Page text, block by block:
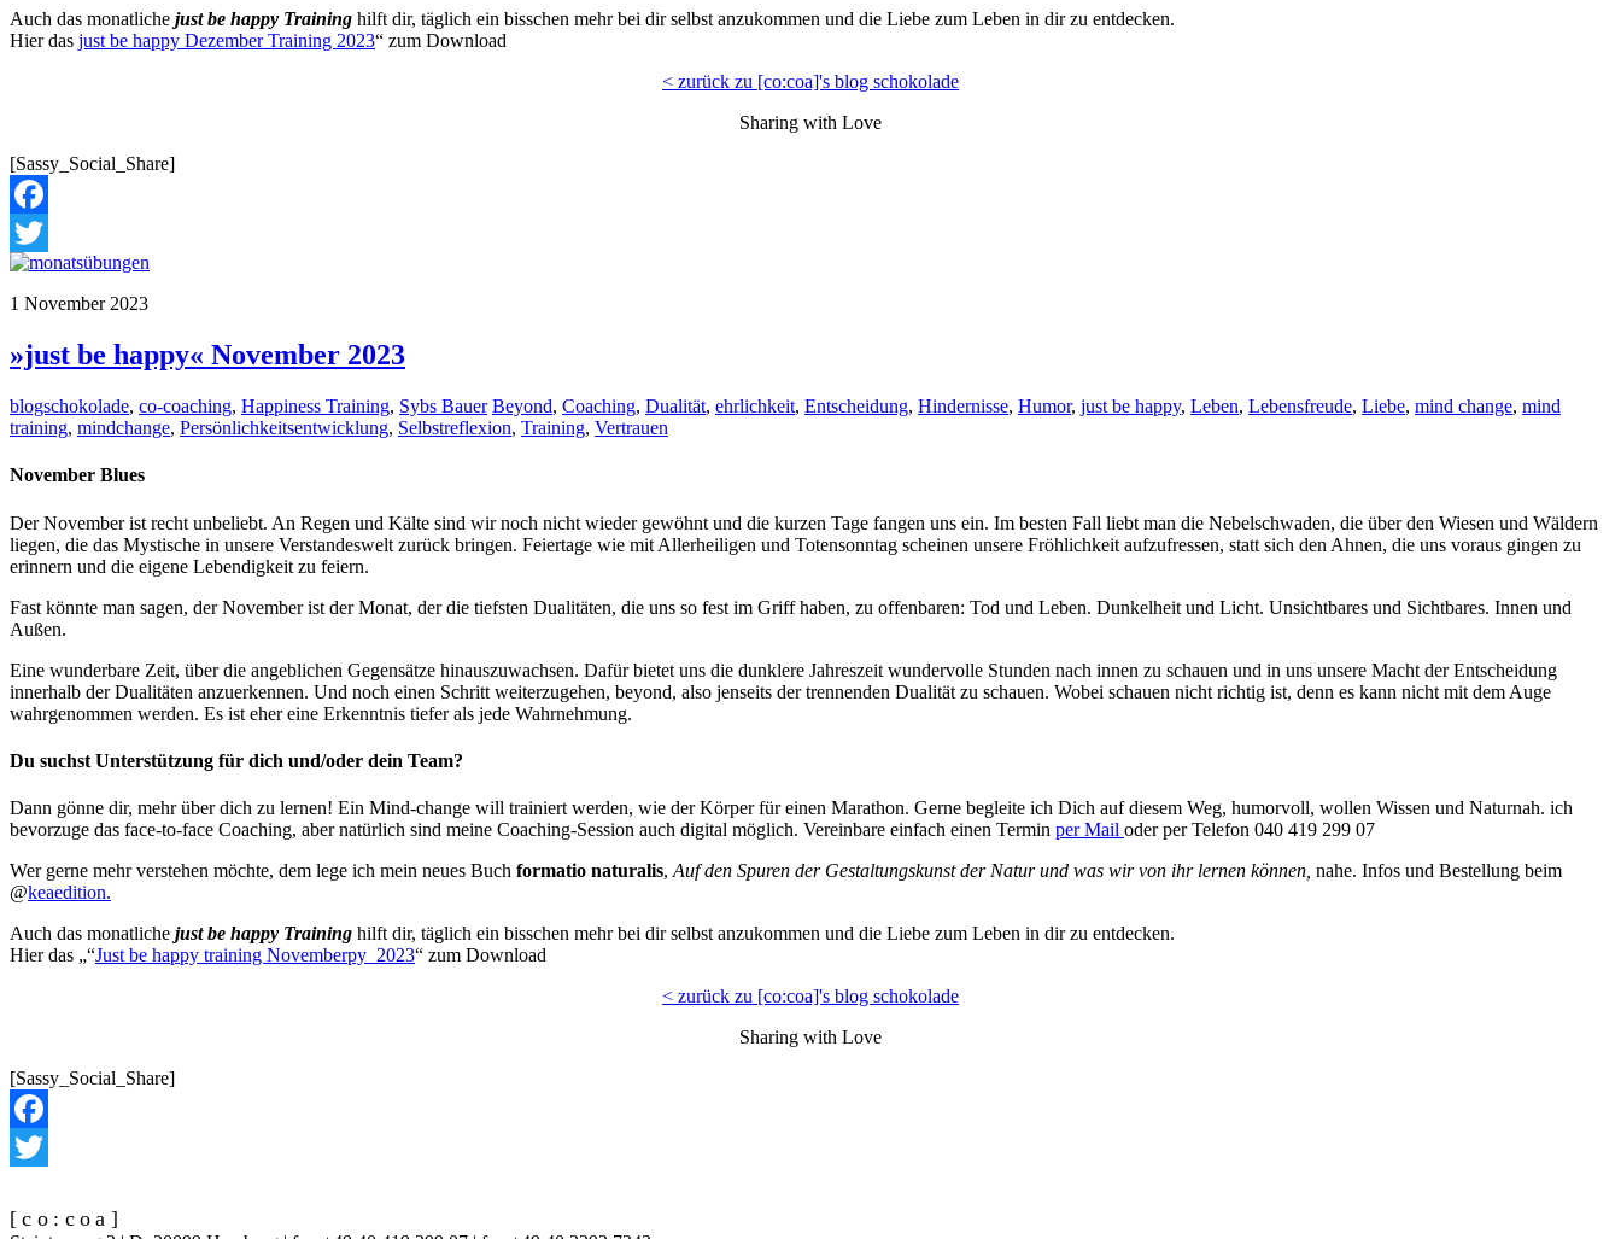
Auch das monatliche just be happy Training hilft dir, täglich ein bisschen mehr bei dir selbst anzukommen und die Liebe zum Leben in dir zu entdecken.
Hier das just be happy Dezember Training 2023“ zum Download
< zurück zu [co:coa]'s blog schokolade
Sharing with Love
[Sassy_Social_Share]
Facebook
Twitter
1 November 2023
»just be happy« November 2023
blogschokolade, co-coaching, Happiness Training, Sybs Bauer Beyond, Coaching, Dualität, ehrlichkeit, Entscheidung, Hindernisse, Humor, just be happy, Leben, Lebensfreude, Liebe, mind change, mind
training, mindchange, Persönlichkeitsentwicklung, Selbstreflexion, Training, Vertrauen
November Blues
Der November ist recht unbeliebt. An Regen und Kälte sind wir noch nicht wieder gewöhnt und die kurzen Tage fangen uns ein. Im besten Fall liebt man die Nebelschwaden, die über den Wiesen und Wäldern
liegen, die das Mystische in unsere Verstandeswelt zurück bringen. Feiertage wie mit Allerheiligen und Totensonntag scheinen unsere Fröhlichkeit aufzufressen, statt sich den Ahnen, die uns voraus gingen zu
erinnern und die eigene Lebendigkeit zu feiern.
Fast könnte man sagen, der November ist der Monat, der die tiefsten Dualitäten, die uns so fest im Griff haben, zu offenbaren: Tod und Leben. Dunkelheit und Licht. Unsichtbares und Sichtbares. Innen und
Außen.
Eine wunderbare Zeit, über die angeblichen Gegensätze hinauszuwachsen. Dafür bietet uns die dunklere Jahreszeit wundervolle Stunden nach innen zu schauen und in uns unsere Macht der Entscheidung
innerhalb der Dualitäten anzuerkennen. Und noch einen Schritt weiterzugehen, beyond, also jenseits der trennenden Dualität zu schauen. Wobei schauen nicht richtig ist, denn es kann nicht mit dem Auge
wahrgenommen werden. Es ist eher eine Erkenntnis tiefer als jede Wahrnehmung.
Du suchst Unterstützung für dich und/oder dein Team?
Dann gönne dir, mehr über dich zu lernen! Ein Mind-change will trainiert werden, wie der Körper für einen Marathon. Gerne begleite ich Dich auf diesem Weg, humorvoll, wollen Wissen und Naturnah. ich
bevorzuge das face-to-face Coaching, aber natürlich sind meine Coaching-Session auch digital möglich. Vereinbare einfach einen Termin per Mail oder per Telefon 040 419 299 07
Wer gerne mehr verstehen möchte, dem lege ich mein neues Buch formatio naturalis, Auf den Spuren der Gestaltungskunst der Natur und was wir von ihr lernen können, nahe. Infos und Bestellung beim
@keaedition.
Auch das monatliche just be happy Training hilft dir, täglich ein bisschen mehr bei dir selbst anzukommen und die Liebe zum Leben in dir zu entdecken.
Hier das „“Just be happy training Novemberpy_2023“ zum Download
< zurück zu [co:coa]'s blog schokolade
Sharing with Love
[Sassy_Social_Share]
Facebook
[co:coa]